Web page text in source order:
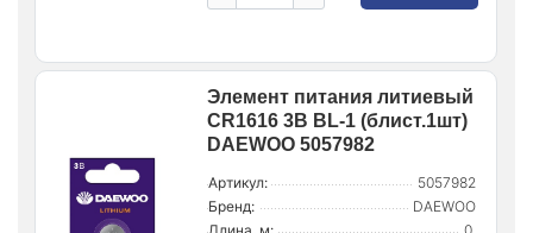
Элемент питания литиевый
CR1616 3В BL-1 (блист.1шт)
DAEWOO 5057982
Артикул:
5057982
Бренд:
DAEWOO